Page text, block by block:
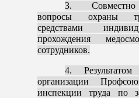
3. Совместно
вопросы охраны
средствами
прохождения
сотрудников.
4.
организации
инспекции труда по